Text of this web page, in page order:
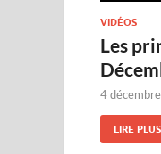
VIDÉOS
Les
4
LIRE PLUS